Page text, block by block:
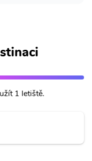
1 letiště.